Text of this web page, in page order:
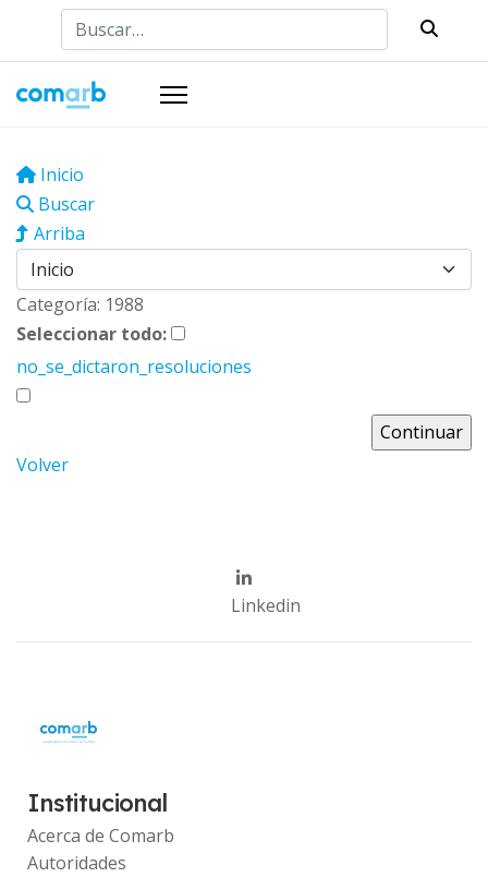
Buscar
Inicio
Buscar
Arriba
Categoría: 1988
Seleccionar todo:
no_se_dictaron_resoluciones
Volver
Linkedin
Institucional
Acerca de Comarb
Autoridades